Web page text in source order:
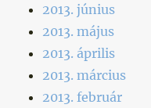
2013. június
2013. május
2013. április
2013. március
2013. február